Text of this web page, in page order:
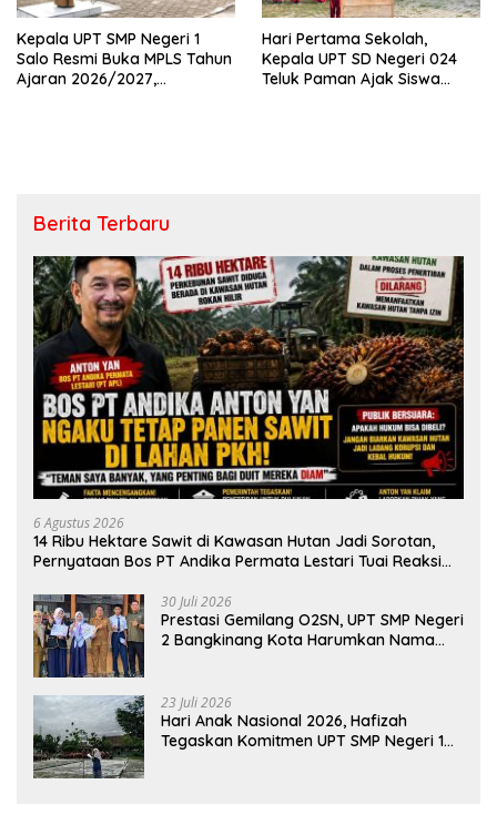
Kepala UPT SMP Negeri 1
Salo Resmi Buka MPLS Tahun
Ajaran 2026/2027,
Hari Pertama Sekolah,
Kepala UPT SD Negeri 024
Teluk Paman Ajak Siswa
Berita Terbaru
6 Agustus 2026
14 Ribu Hektare Sawit di Kawasan Hutan Jadi Sorotan,
Pernyataan Bos PT Andika Permata Lestari Tuai Reaksi
30 Juli 2026
Prestasi Gemilang O2SN, UPT SMP Negeri
2 Bangkinang Kota Harumkan Nama
23 Juli 2026
Hari Anak Nasional 2026, Hafizah
Tegaskan Komitmen UPT SMP Negeri 1